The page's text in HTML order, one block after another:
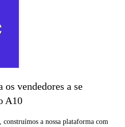
os vendedores a se
A10
construímos a nossa plataforma com